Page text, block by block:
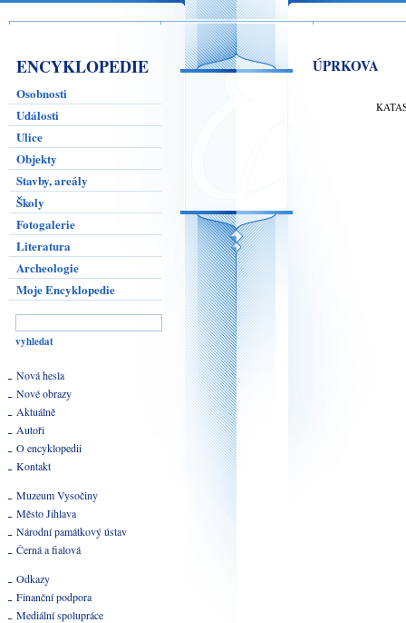
ENCYKLOPEDIE
Osobnosti
Události
Ulice
Objekty
Stavby, areály
Školy
Fotogalerie
Literatura
Archeologie
Moje Encyklopedie
Nová hesla
Nové obrazy
Aktuálně
Autoři
O encyklopedii
Kontakt
Muzeum Vysočiny
Město Jihlava
Národní památkový ústav
Černá a fialová
Odkazy
Finanční podpora
Mediální spolupráce
ÚPRKOVA